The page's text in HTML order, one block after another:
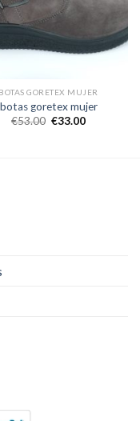
BOTAS GORETEX MUJER
botas goretex mujer
€53.00 €33.00